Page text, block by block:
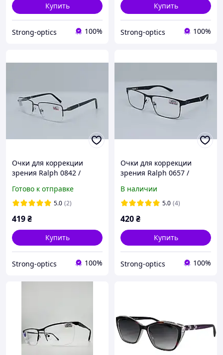
Купить
Strong-optics 100%
Купить
Strong-optics 100%
Очки для коррекции
зрения Ralph 0842 /
-0.75 до -6.0 (Плюс/Минус)
Готово к отправке
5.0 (2)
419₴
Купить
Strong-optics 100%
Очки для коррекции
зрения Ralph 0657 /
-1.0 до -4.0 (Плюс/Минус)
В наличии
5.0 (4)
420₴
Купить
Strong-optics 100%